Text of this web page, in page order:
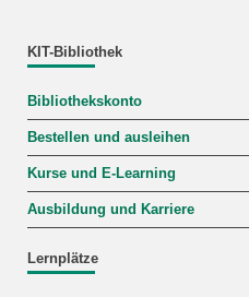
KIT-Bibliothek
Bibliothekskonto
Bestellen und ausleihen
Kurse und E-Learning
Ausbildung und Karriere
Lernplätze